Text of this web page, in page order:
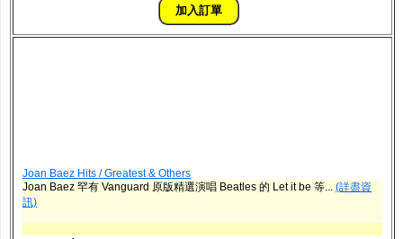
Joan Baez Hits / Greatest & Others
Joan Baez 罕有 Vanguard 原版精選演唱 Beatles 的 Let it be 等... (詳盡資
訊)